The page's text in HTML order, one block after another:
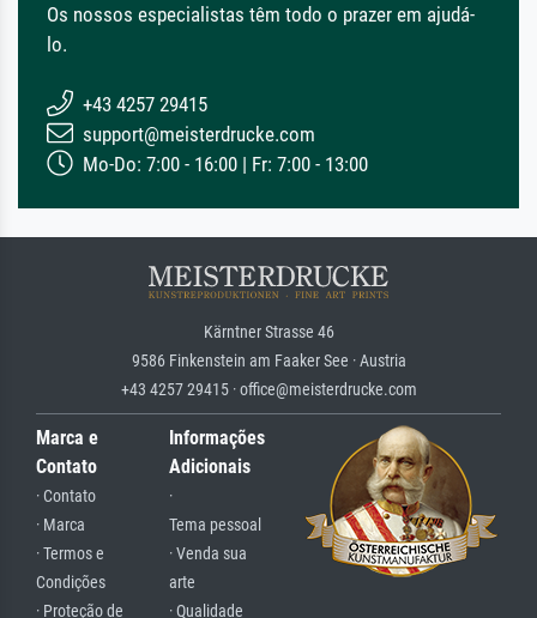
Os nossos especialistas têm todo o prazer em ajudá-
lo.
+43 4257 29415
support@meisterdrucke.com
Mo-Do: 7:00 - 16:00 | Fr: 7:00 - 13:00
Kärntner Strasse 46
9586 Finkenstein am Faaker See · Austria
+43 4257 29415 · office@meisterdrucke.com
Marca e
Contato
· Contato
· Marca
· Termos e
Condições
· Proteção de
Informações
Adicionais
·
Tema pessoal
· Venda sua
arte
· Qualidade